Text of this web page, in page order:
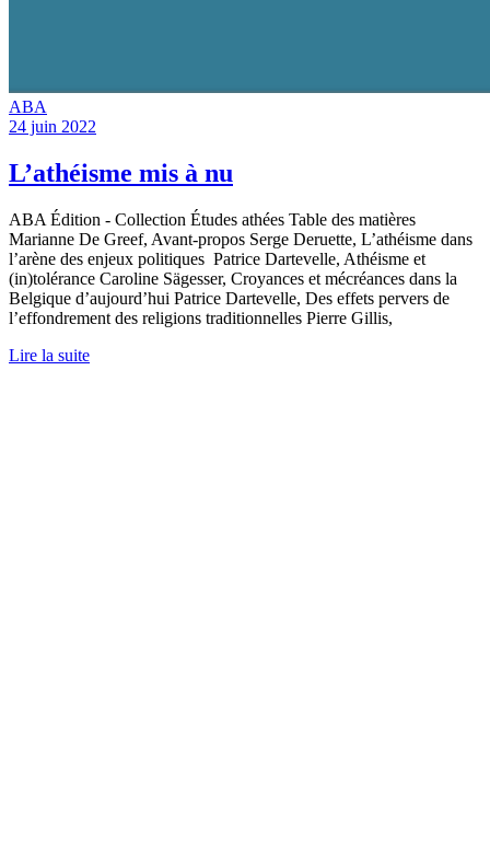
ABA
24 juin 2022
L’athéisme mis à nu
ABA Édition - Collection Études athées Table des matières
Marianne De Greef, Avant-propos Serge Deruette, L’athéisme dans
l’arène des enjeux politiques Patrice Dartevelle, Athéisme et
(in)tolérance Caroline Sägesser, Croyances et mécréances dans la
Belgique d’aujourd’hui Patrice Dartevelle, Des effets pervers de
l’effondrement des religions traditionnelles Pierre Gillis,
Lire la suite